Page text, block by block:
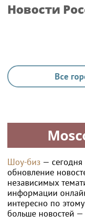
Новости
Все
Шоу-биз — сегодня
обновление
независимых
информации
интересно по
больше новостей —